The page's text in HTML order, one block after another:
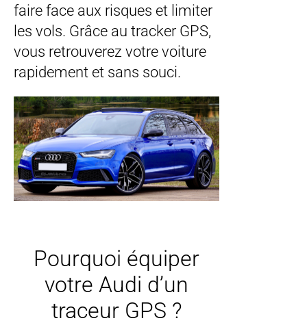
faire face aux risques et limiter
les vols. Grâce au tracker GPS,
vous retrouverez votre voiture
rapidement et sans souci.
Pourquoi équiper
votre Audi d’un
traceur GPS ?